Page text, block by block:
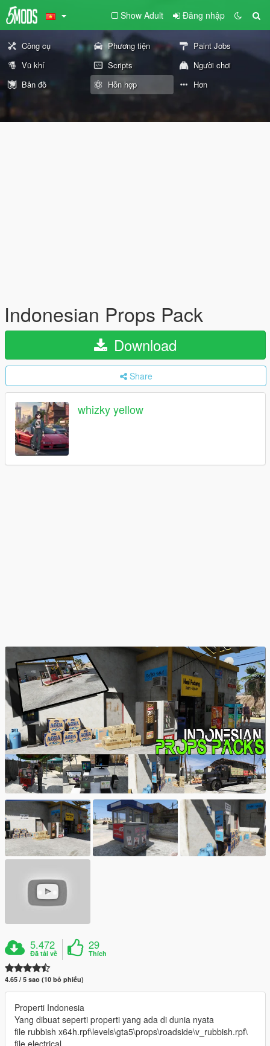
Show Adult Đăng nhập
Công cụ Phương tiện
Paint Jobs
Vũ khí
Scripts
Người chơi
Bản đồ
Hỗn hợp Hơn
Indonesian Props Pack
Download
Share
whizky yellow
5.472
Đã tải về
29
Thích
4.65 / 5 sao (10 bỏ phiếu)
Properti Indonesia
Yang dibuat seperti properti yang ada di dunia nyata
file rubbish x64h.rpf\levels\gta5\props\roadside\v_rubbish.rpf\
file electrical